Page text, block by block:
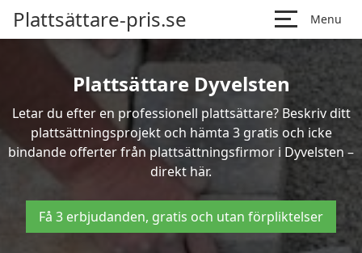
Plattsättare-pris.se Menu
Plattsättare Dyvelsten
Letar du efter en professionell plattsättare? Beskriv ditt
plattsättningsprojekt och hämta 3 gratis och icke
bindande offerter från plattsättningsfirmor i Dyvelsten –
direkt här.
Få 3 erbjudanden, gratis och utan förpliktelser